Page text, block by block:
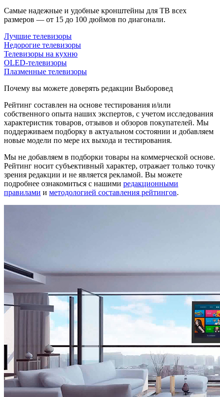
Самые надежные и удобные кронштейны для ТВ всех
размеров — от 15 до 100 дюймов по диагонали.
Лучшие телевизоры
Недорогие телевизоры
Телевизоры на кухню
OLED-телевизоры
Плазменные телевизоры
Почему вы можете доверять редакции Выборовед
Рейтинг составлен на основе тестирования и/или
собственного опыта наших экспертов, с учетом исследования
характеристик товаров, отзывов и обзоров покупателей. Мы
поддерживаем подборку в актуальном состоянии и добавляем
новые модели по мере их выхода и тестирования.
Мы не добавляем в подборки товары на коммерческой основе.
Рейтинг носит субъективный характер, отражает только точку
зрения редакции и не является рекламой. Вы можете
подробнее ознакомиться с нашими редакционными
правилами и методологией составления рейтингов.